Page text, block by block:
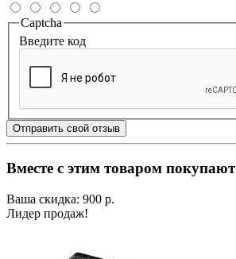
Captcha
Введите код
Отправить свой отзыв
Вместе с этим товаром покупают
Ваша скидка: 900 р.
Лидер продаж!